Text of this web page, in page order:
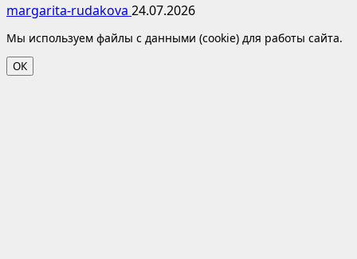
margarita-rudakova 24.07.2026
Мы используем файлы с данными (cookie) для работы сайта.
ОК